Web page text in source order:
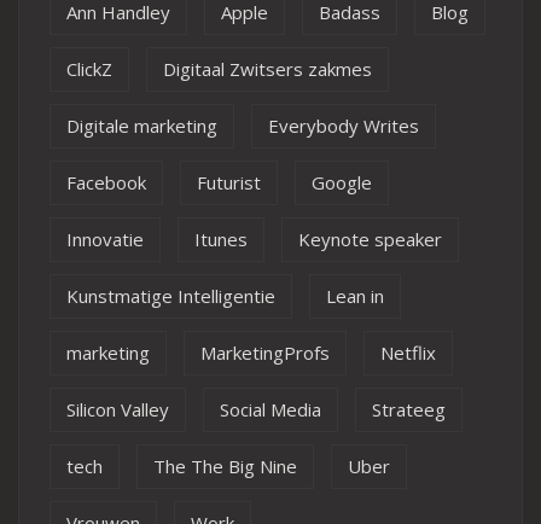
Ann Handley Apple Badass Blog
ClickZ Digitaal Zwitsers zakmes
Digitale marketing Everybody Writes
Facebook Futurist Google
Innovatie Itunes Keynote speaker
Kunstmatige Intelligentie Lean in
marketing MarketingProfs Netflix
Silicon Valley Social Media Strateeg
tech The The Big Nine Uber